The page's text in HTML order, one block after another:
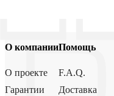
О компании
О проекте
Гарантии
Помощь
F.A.Q.
Доставка